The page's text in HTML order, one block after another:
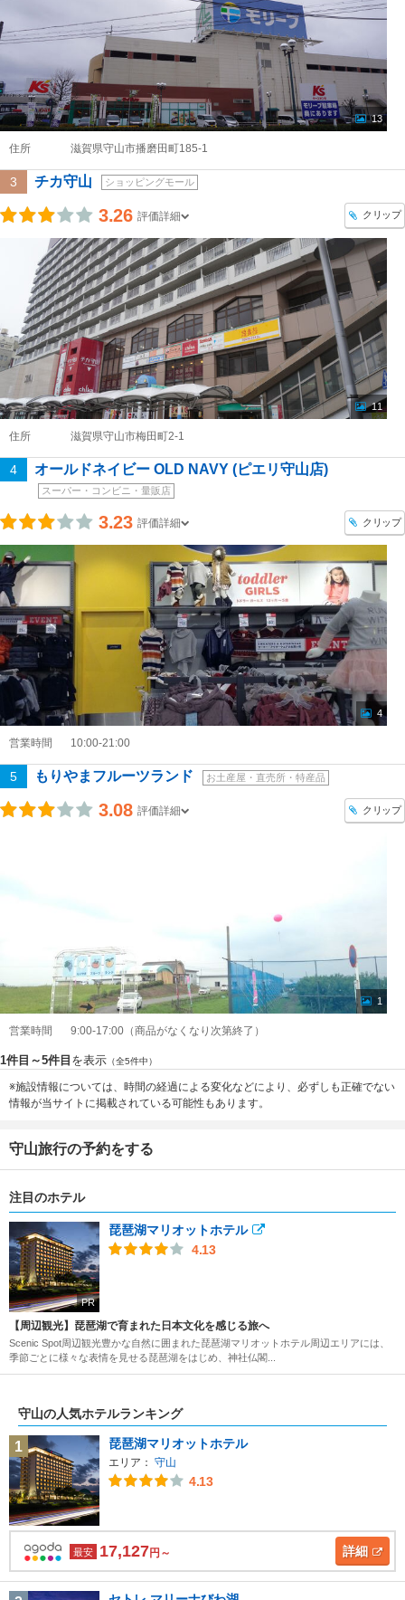
13
住所 滋賀県守山市播磨田町185-1
3 チカ守山 ショッピングモール
3.26 評価詳細 クリップ
11
住所 滋賀県守山市梅田町2-1
4 オールドネイビー OLD NAVY (ピエリ守山店)
スーパー・コンビニ・量販店
3.23 評価詳細 クリップ
4
営業時間 10:00-21:00
5 もりやまフルーツランド お土産屋・直売所・特産品
3.08 評価詳細 クリップ
1
営業時間 9:00-17:00（商品がなくなり次第終了）
1件目～5件目 を表示 （全5件中）
※施設情報については、時間の経過による変化などにより、必ずしも正確でない
情報が当サイトに掲載されている可能性もあります。
守山旅行の予約をする
注目のホテル
PR
琵琶湖マリオットホテル
4.13
【周辺観光】琵琶湖で育まれた日本文化を感じる旅へ
Scenic Spot周辺観光豊かな自然に囲まれた琵琶湖マリオットホテル周辺エリアには、
季節ごとに様々な表情を見せる琵琶湖をはじめ、神社仏閣...
守山の人気ホテルランキング
1 琵琶湖マリオットホテル
エリア： 守山
4.13
最安 17,127円～ 詳細